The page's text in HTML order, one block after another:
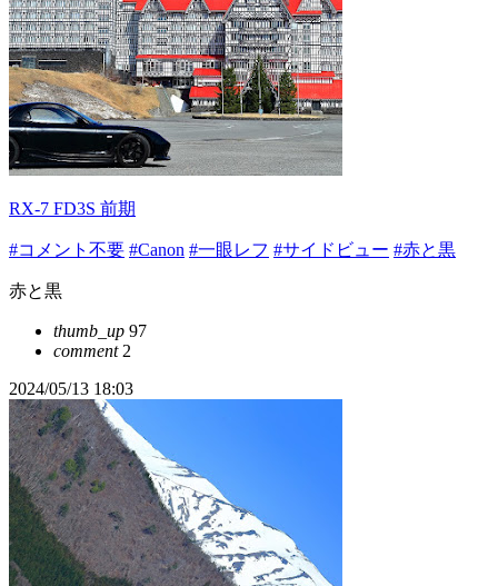
RX-7 FD3S 前期
#コメント不要 #Canon #一眼レフ #サイドビュー #赤と黒
赤と黒
thumb_up 97
comment2
2024/05/13 18:03